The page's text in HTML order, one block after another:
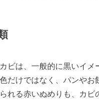
ビは、一般的に黒いイメ
だけではなく、パンやお
れる赤いぬめりも、カビ